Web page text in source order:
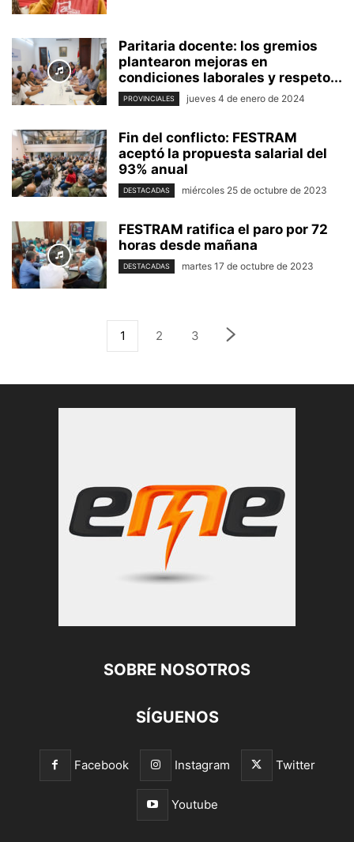
Paritaria docente: los gremios
plantearon mejoras en
condiciones laborales y respeto...
PROVINCIALES jueves 4 de enero de 2024
Fin del conflicto: FESTRAM
aceptó la propuesta salarial del
93% anual
DESTACADAS miércoles 25 de octubre de 2023
FESTRAM ratifica el paro por 72
horas desde mañana
DESTACADAS martes 17 de octubre de 2023
1 2 3
SOBRE NOSOTROS
SÍGUENOS
Facebook Instagram Twitter
Youtube